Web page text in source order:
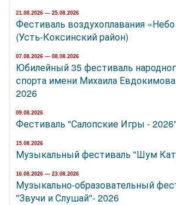
21.08.2026 — 25.08.2026
Фестиваль воздухоплавания
(Усть-Коксинский район)
07.08.2026 — 08.08.2026
Юбилейный 35 фестиваль
спорта имени Михаила
2026
09.08.2026
Фестиваль "Салопские Игры -
15.08.2026
Музыкальный фестиваль "Шум
16.08.2026 — 23.08.2026
Музыкально-образовательный
"Звучи и Слушай"- 2026